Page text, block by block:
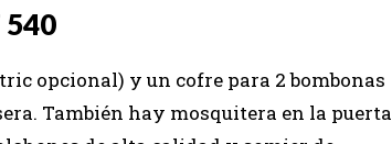
opcional) y un cofre para 2 bombonas
También hay mosquitera en la puerta